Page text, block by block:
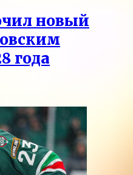
новый
года